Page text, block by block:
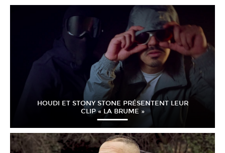
HOUDI ET STONY STONE PRÉSENTENT LEUR
CLIP « LA BRUME »